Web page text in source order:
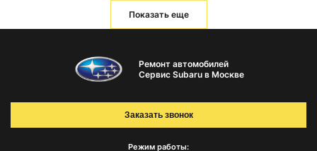
Показать еще
Ремонт автомобилей
Сервис Subaru в Москве
Режим работы:
Заказать звонок